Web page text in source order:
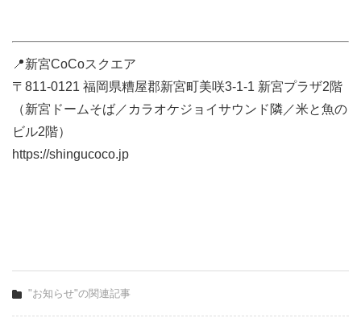
📍新宮CoCoスクエア
〒811-0121 福岡県糟屋郡新宮町美咲3-1-1 新宮プラザ2階
（新宮ドームそば／カラオケジョイサウンド隣／米と魚の
ビル2階）
https://shingucoco.jp
"お知らせ"の関連記事